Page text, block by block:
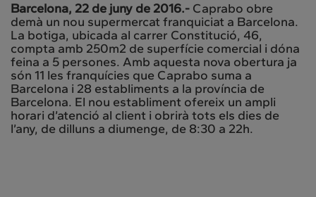
Barcelona, 22 de juny de 2016.- Caprabo obre
demà un nou supermercat franquiciat a Barcelona.
La botiga, ubicada al carrer Constitució, 46,
compta amb 250m2 de superfície comercial i dóna
feina a 5 persones. Amb aquesta nova obertura ja
són 11 les franquícies que Caprabo suma a
Barcelona i 28 establiments a la província de
Barcelona. El nou establiment ofereix un ampli
horari d’atenció al client i obrirà tots els dies de
l’any, de dilluns a diumenge, de 8:30 a 22h.